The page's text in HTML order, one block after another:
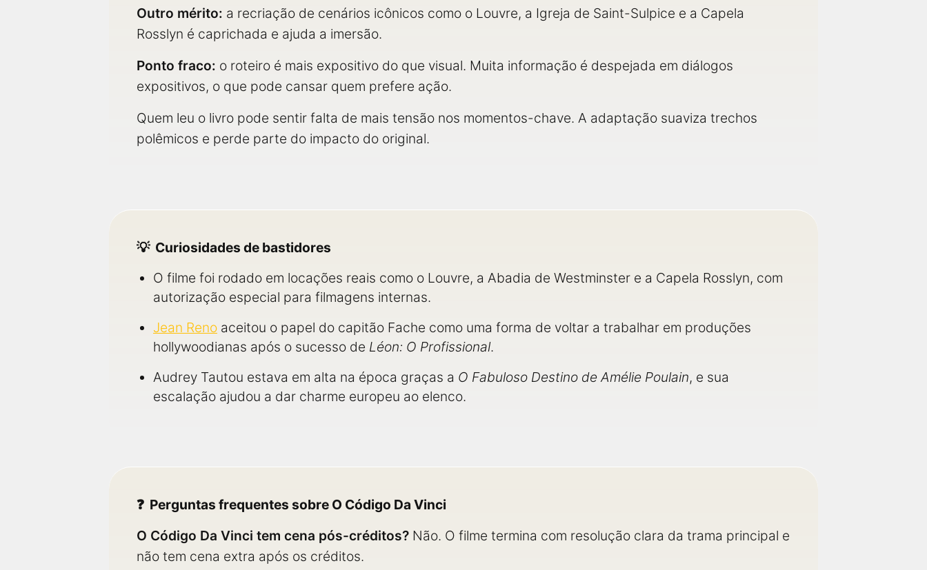
Outro mérito: a recriação de cenários icônicos como o Louvre, a Igreja de Saint-Sulpice e a Capela
Rosslyn é caprichada e ajuda a imersão.
Ponto fraco: o roteiro é mais expositivo do que visual. Muita informação é despejada em diálogos
expositivos, o que pode cansar quem prefere ação.
Quem leu o livro pode sentir falta de mais tensão nos momentos-chave. A adaptação suaviza trechos
polêmicos e perde parte do impacto do original.
Curiosidades de bastidores
O filme foi rodado em locações reais como o Louvre, a Abadia de Westminster e a Capela Rosslyn, com
autorização especial para filmagens internas.
Jean Reno aceitou o papel do capitão Fache como uma forma de voltar a trabalhar em produções
hollywoodianas após o sucesso de Léon: O Profissional.
Audrey Tautou estava em alta na época graças a O Fabuloso Destino de Amélie Poulain, e sua
escalação ajudou a dar charme europeu ao elenco.
Perguntas frequentes sobre O Código Da Vinci
O Código Da Vinci tem cena pós-créditos? Não. O filme termina com resolução clara da trama principal e
não tem cena extra após os créditos.